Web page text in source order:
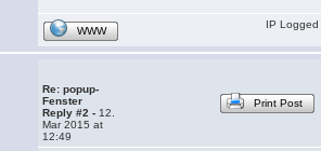
WWW
IP Logged
Re: popup-
Fenster
Reply #2 - 12.
Mar 2015 at
12:49
Print Post